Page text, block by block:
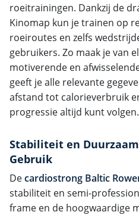
roeitrainingen. Dankzij de
Kinomap kun je trainen op
roeiroutes en zelfs
gebruikers. Zo maak je van
motiverende en
geeft je alle relevante
afstand tot calorieverbruik
progressie altijd kunt volgen.
Stabiliteit en
Gebruik
Decardiostrong Baltic
stabiliteit en semi-
frame en de hoogwaardige